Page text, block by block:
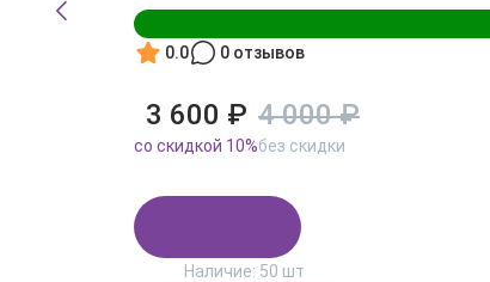
0.0 0 отзывов
3 600 ₽
cо скидкой 10%
4 000 ₽
без скидки
Наличие: 50 шт